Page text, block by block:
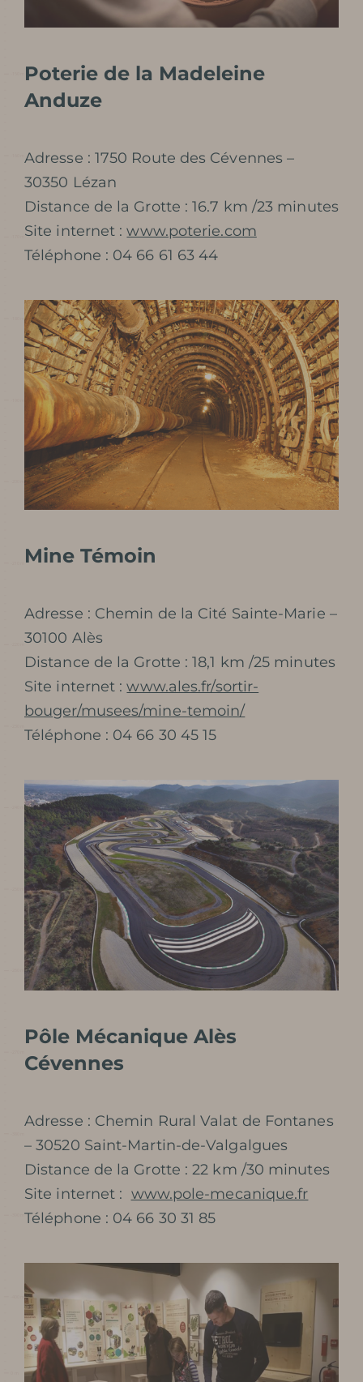
DISTINCTIONS
Poterie de la Madeleine
Anduze
Adresse : 1750 Route des Cévennes –
30350 Lézan
Distance de la Grotte : 16.7 km /23 minutes
Site internet :www.poterie.com
Téléphone : 04 66 61 63 44
Mine Témoin
Adresse : Chemin de la Cité Sainte-Marie –
30100 Alès
Distance de la Grotte : 18,1 km /25 minutes
Site internet :www.ales.fr/sortir-
bouger/musees/mine-temoin/
Téléphone : 04 66 30 45 15
Pôle Mécanique Alès
Cévennes
Adresse : Chemin Rural Valat de Fontanes
– 30520 Saint-Martin-de-Valgalgues
Distance de la Grotte : 22 km /30 minutes
Site internet : www.pole-mecanique.fr
Téléphone : 04 66 30 31 85